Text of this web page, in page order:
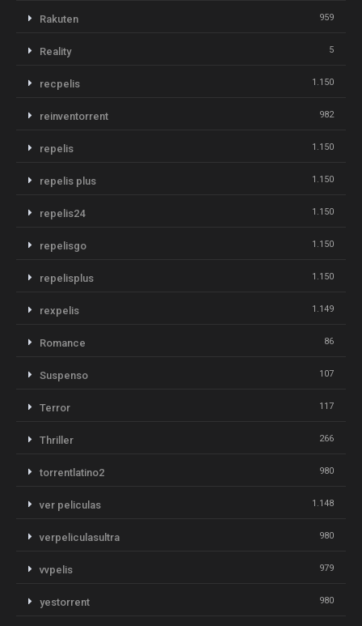
Rakuten 959
Reality 5
recpelis 1.150
reinventorrent 982
repelis 1.150
repelis plus 1.150
repelis24 1.150
repelisgo 1.150
repelisplus 1.150
rexpelis 1.149
Romance 86
Suspenso 107
Terror 117
Thriller 266
torrentlatino2 980
ver peliculas 1.148
verpeliculasultra 980
vvpelis 979
yestorrent 980